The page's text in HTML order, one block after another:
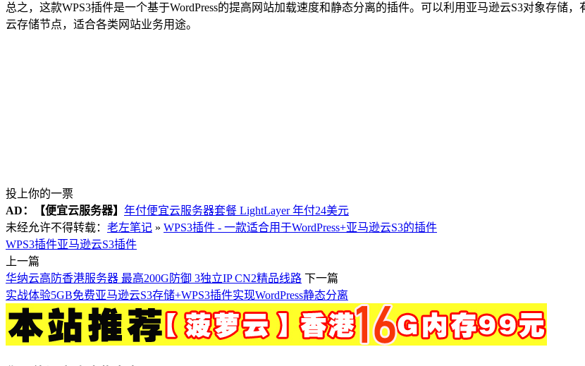
总之，这款WPS3插件是一个基于WordPress的提高网站加载速度和静态分离的插件。可以利用亚马逊云S3对象存储
云存储节点，适合各类网站业务用途。
投上你的一票
AD：
【便宜云服务器】 年付便宜云服务器套餐 LightLayer 年付24美元
未经允许不得转载： 老左笔记 » WPS3插件 - 一款适合用于WordPress+亚马逊云S3的插件
WPS3插件亚马逊云S3插件
上一篇
华纳云高防香港服务器 最高200G防御 3独立IP CN2精品线路 下一篇
实战体验5GB免费亚马逊云S3存储+WPS3插件实现WordPress静态分离